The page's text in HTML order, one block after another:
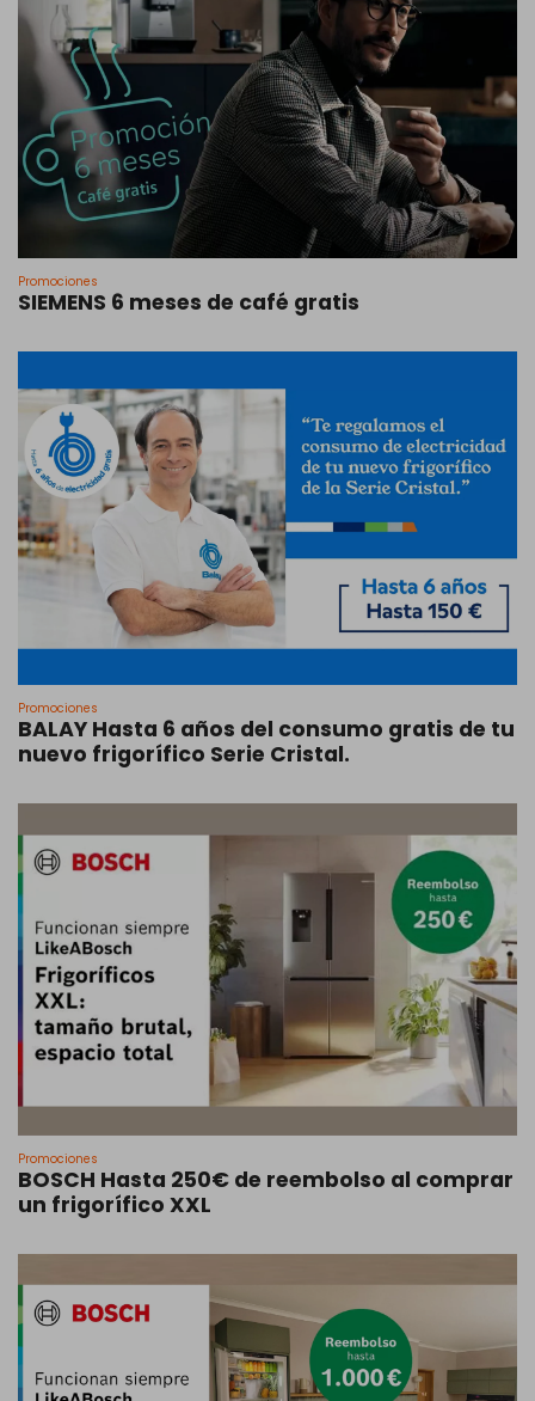
Promociones
SIEMENS 6 meses de café gratis
Promociones
BALAY Hasta 6 años del consumo gratis de tu
nuevo frigorífico Serie Cristal.
Promociones
BOSCH Hasta 250€ de reembolso al comprar
un frigorífico XXL